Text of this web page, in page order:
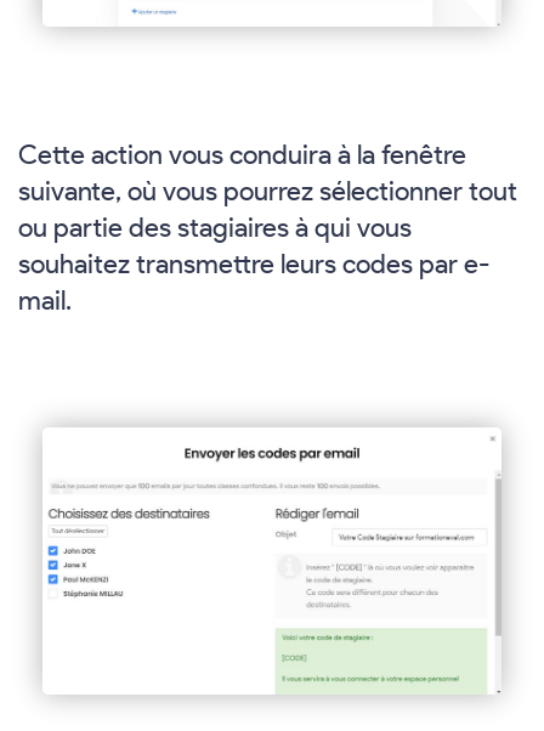
Cette action vous conduira à la fenêtre
suivante, où vous pourrez sélectionner tout
ou partie des stagiaires à qui vous
souhaitez transmettre leurs codes par e-
mail.